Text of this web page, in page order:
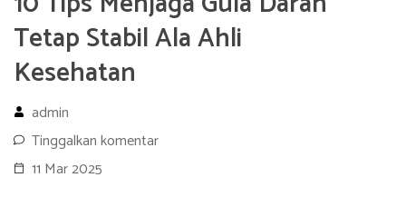
Tetap Stabil Ala Ahli
Kesehatan
admin
Tinggalkan komentar
11 Mar 2025